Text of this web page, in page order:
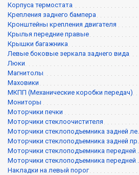
Корпуса термостата
Крепления заднего бампера
Кронштейны крепления двигателя
Крылья передние правые
Крышки багажника
Левые боковые зеркала заднего вида
Люки
Магнитолы
Маховики
МКПП (Механические коробки передач)
Мониторы
Моторчики печки
Моторчики стеклоочистителя
Моторчики стеклоподъемника задней ле...
Моторчики стеклоподъемника задней пр...
Моторчики стеклоподъемника передней ...
Моторчики стеклоподъемника передней ...
Накладки на левый порог